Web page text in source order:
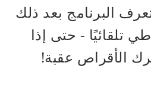
البرنامج بعد ذلك
تلقائيًا - حتى إذا
الأقراص عقبة!